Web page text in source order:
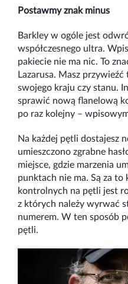
Postawmy znak minus
Barkley w ogóle jest
współczesnego ultra.
pakiecie nie ma nic. To
Lazarusa. Masz
swojego kraju czy stanu.
sprawić nową flanelową
po raz kolejny –
Na każdej pętli dostajesz
umieszczono zgrabne
miejsce, gdzie marzenia
punktach nie ma. Są za
kontrolnych na pętli jest
z których należy wyrwać
numerem. W ten sposób
pętli.